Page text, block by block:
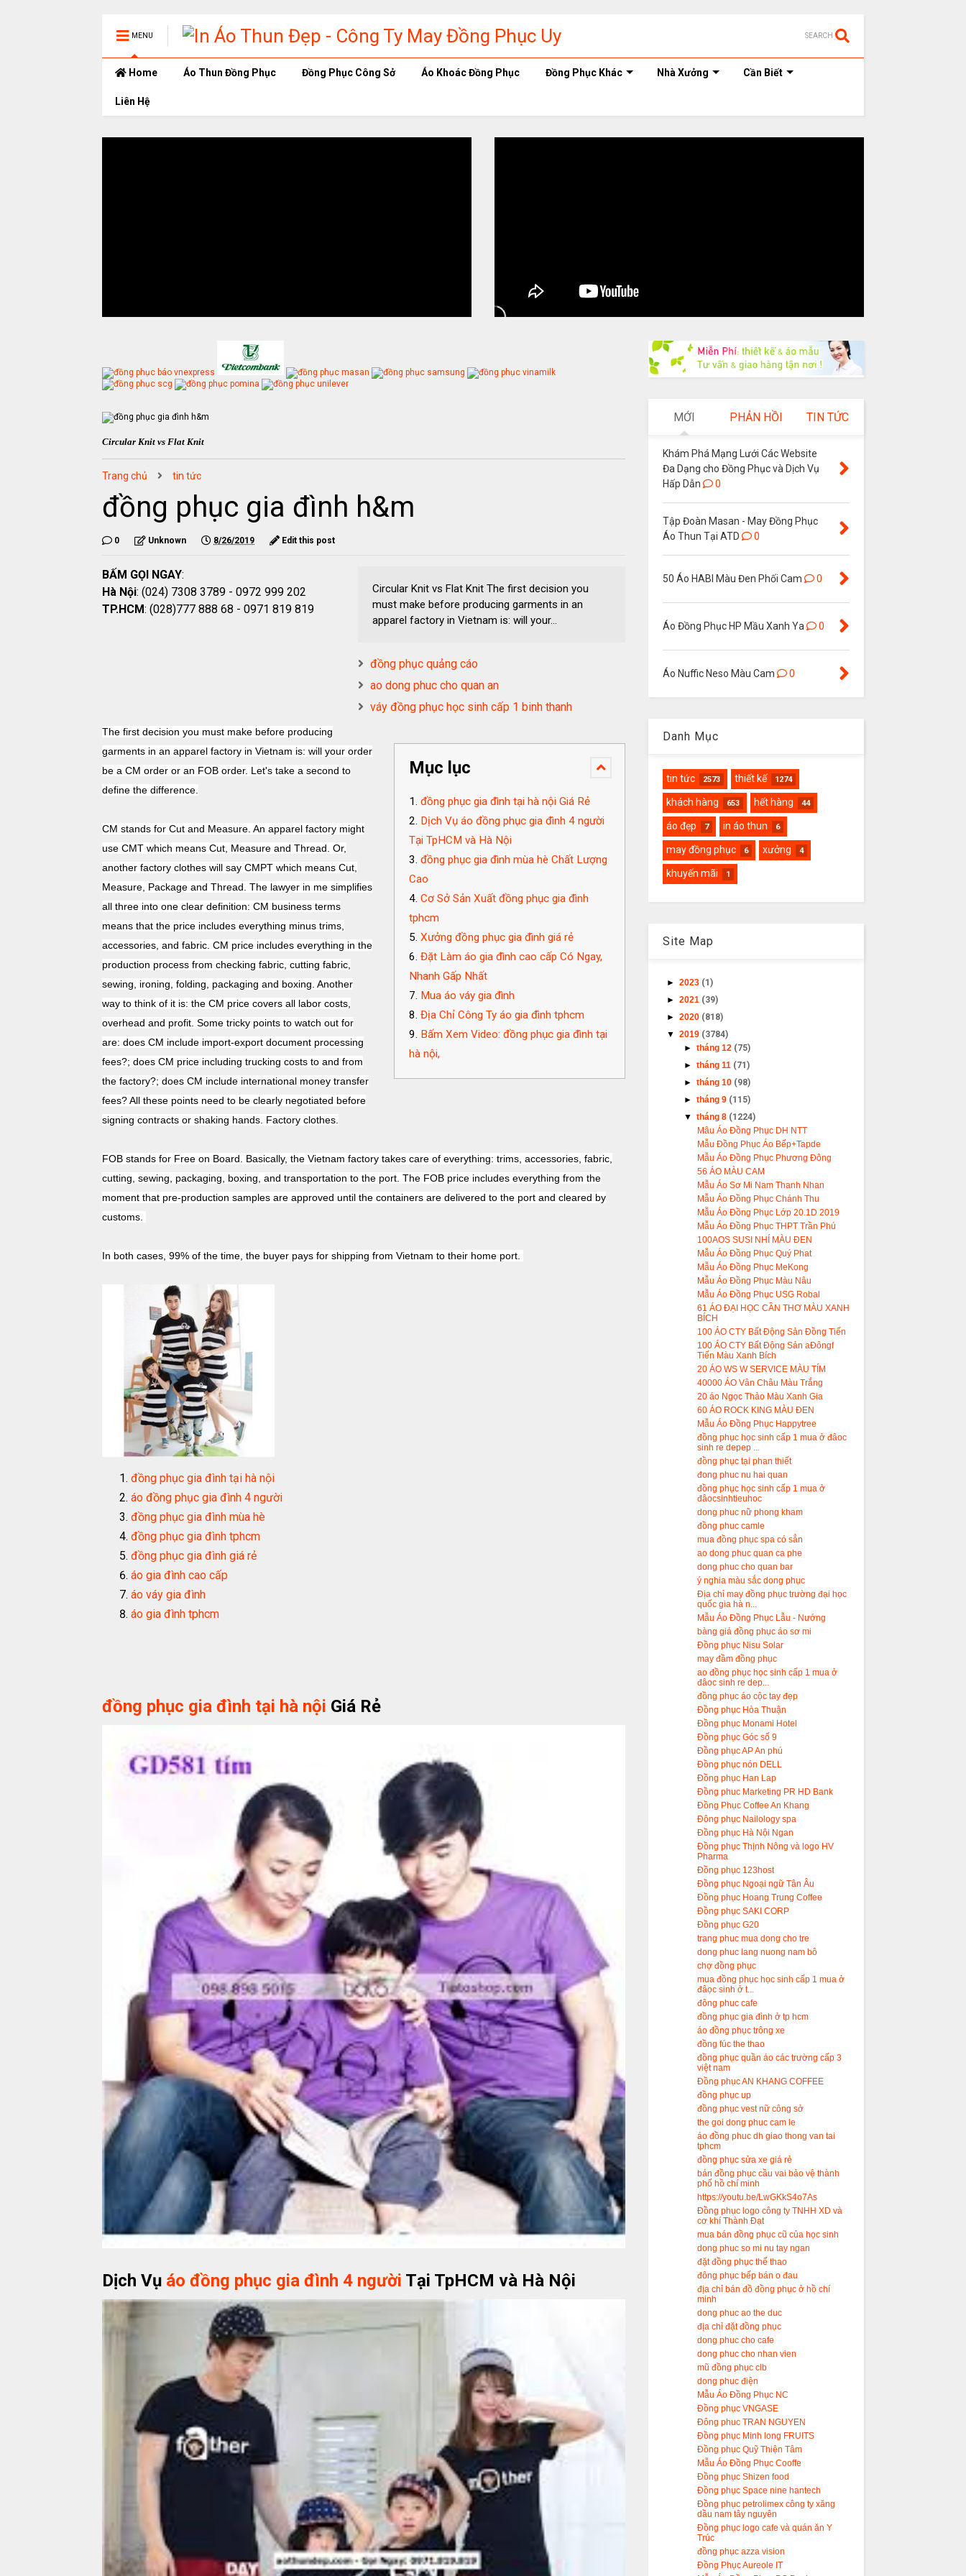
MENU SEARCH
Home Áo Thun Đồng Phục Đồng Phục Công Sở Áo Khoác Đồng Phục Đồng Phục Khác Nhà Xưởng Cần Biết
Liên Hệ
Circular Knit vs Flat Knit
Trang chủ tin tức
đồng phục gia đình h&m
0 Unknown 8/26/2019 Edit this post
BẤM GỌI NGAY:
Hà Nội: (024) 7308 3789 - 0972 999 202
TP.HCM: (028)777 888 68 - 0971 819 819
Circular Knit vs Flat Knit The first decision you
must make before producing garments in an
apparel factory in Vietnam is: will your...
đồng phục quảng cáo
ao dong phuc cho quan an
váy đồng phục học sinh cấp 1 binh thanh
Mục lục
đồng phục gia đình tại hà nội Giá Rẻ
Dịch Vụ áo đồng phục gia đình 4 người
Tại TpHCM và Hà Nội
đồng phục gia đình mùa hè Chất Lượng
Cao
Cơ Sở Sản Xuất đồng phục gia đình
tphcm
Xưởng đồng phục gia đình giá rẻ
Đặt Làm áo gia đình cao cấp Có Ngay,
Nhanh Gấp Nhất
Mua áo váy gia đình
Địa Chỉ Công Ty áo gia đình tphcm
Bấm Xem Video: đồng phục gia đình tại
hà nội,
The first decision you must make before producing
garments in an apparel factory in Vietnam is: will your order
be a CM order or an FOB order. Let's take a second to
define the difference.
CM stands for Cut and Measure. An apparel factory might
use CMT which means Cut, Measure and Thread. Or,
another factory clothes will say CMPT which means Cut,
Measure, Package and Thread. The lawyer in me simplifies
all three into one clear definition: CM business terms
means that the price includes everything minus trims,
accessories, and fabric. CM price includes everything in the
production process from checking fabric, cutting fabric,
sewing, ironing, folding, packaging and boxing. Another
way to think of it is: the CM price covers all labor costs,
overhead and profit. Some tricky points to watch out for
are: does CM include import-export document processing
fees?; does CM price including trucking costs to and from
the factory?; does CM include international money transfer
fees? All these points need to be clearly negotiated before
signing contracts or shaking hands. Factory clothes.
FOB stands for Free on Board. Basically, the Vietnam factory takes care of everything: trims, accessories, fabric,
cutting, sewing, packaging, boxing, and transportation to the port. The FOB price includes everything from the
moment that pre-production samples are approved until the containers are delivered to the port and cleared by
customs.
In both cases, 99% of the time, the buyer pays for shipping from Vietnam to their home port.
đồng phục gia đình tại hà nội
áo đồng phục gia đình 4 người
đồng phục gia đình mùa hè
đồng phục gia đình tphcm
đồng phục gia đình giá rẻ
áo gia đình cao cấp
áo váy gia đình
áo gia đình tphcm
đồng phục gia đình tại hà nội Giá Rẻ
Dịch Vụ áo đồng phục gia đình 4 người Tại TpHCM và Hà Nội
MỚI PHẢN HỒI TIN TỨC
Khám Phá Mạng Lưới Các Website
Đa Dạng cho Đồng Phục và Dịch Vụ
Hấp Dẫn
0
Tập Đoàn Masan - May Đồng Phục
Áo Thun Tại ATD
0
50 Áo HABI Màu Đen Phối Cam 0
Áo Đồng Phục HP Mầu Xanh Ya 0
Áo Nuffic Neso Màu Cam 0
Danh Mục
tin tức 2573 thiết kế 1274
khách hàng 653 hết hàng 44
áo đẹp 7 in áo thun 6
may đồng phục 6 xưởng 4
khuyến mãi 1
Site Map
► 2023 (1)
► 2021 (39)
► 2020 (818)
▼ 2019 (3784)
► tháng 12 (75)
► tháng 11 (71)
► tháng 10 (98)
► tháng 9 (115)
▼ tháng 8 (1224)
Mâu Áo Đồng Phục DH NTT
Mẫu Đồng Phục Áo Bếp+Tapde
Mẫu Áo Đồng Phục Phương Đông
56 ÁO MÀU CAM
Mẫu Áo Sơ Mi Nam Thanh Nhan
Mẫu Áo Đồng Phục Chánh Thu
Mẫu Áo Đồng Phục Lớp 20.1D 2019
Mẫu Áo Đồng Phục THPT Trần Phú
100AOS SUSI NHÍ MÀU ĐEN
Mẫu Áo Đồng Phục Quý Phat
Mẫu Áo Đồng Phục MeKong
Mẫu Áo Đồng Phục Màu Nâu
Mẫu Áo Đồng Phục USG Robal
61 ÁO ĐẠI HỌC CẦN THƠ MÀU XANH
BÍCH
100 ÁO CTY Bất Động Sản Đồng Tiến
100 ÁO CTY Bất Động Sản aĐôngf
Tiến Màu Xanh Bích
20 ÁO WS W SERVICE MÀU TÍM
40000 ÁO Vân Châu Màu Trắng
20 áo Ngọc Thảo Màu Xanh Gia
60 ÁO ROCK KING MÀU ĐEN
Mẫu Áo Đồng Phục Happytree
đồng phục học sinh cấp 1 mua ở đâoc
sinh re depep ...
đồng phục tại phan thiết
đong phuc nu hai quan
đồng phục học sinh cấp 1 mua ở
đâocsinhtieuhoc
dong phuc nữ phong kham
đồng phuc camle
mua đồng phục spa có sẳn
ao dong phuc quan ca phe
dong phuc cho quan bar
ý nghia màu sắc dong phục
Địa chỉ may đồng phục trường đại học
quốc gia hà n...
Mẫu Áo Đồng Phục Lẫu - Nướng
bàng giá đồng phục áo sơ mi
Đồng phục Nisu Solar
may đầm đồng phục
ao đồng phục học sinh cấp 1 mua ở
đâoc sinh re dep...
đồng phục áo cộc tay đẹp
Đồng phục Hòa Thuận
Đồng phục Monami Hotel
Đồng phục Góc số 9
Đồng phục AP An phú
Đồng phục nón DELL
Đồng phục Han Lap
Đồng phuc Marketing PR HD Bank
Đồng Phục Coffee An Khang
Đông phục Nailology spa
Đồng phục Hà Nội Ngan
Đồng phục Thịnh Nông và logo HV
Pharma
Đồng phục 123host
Đồng phục Ngoại ngữ Tân Âu
Đồng phục Hoang Trung Coffee
Đồng phục SAKI CORP
Đồng phục G20
trang phuc mua dong cho tre
dong phuc lang nuong nam bô
chợ đồng phục
mua đồng phục học sinh cấp 1 mua ở
đâọc sinh ở t...
đông phuc cafe
đồng phục gia đình ở tp hcm
áo đồng phục trông xe
đồng fúc the thao
đồng phục quần áo các trường cấp 3
việt nam
Đồng phục AN KHANG COFFEE
đồng phục up
đồng phục vest nữ công sở
the goi dong phuc cam le
áo đồng phuc dh giao thong van tai
tphcm
đồng phục sửa xe giá rẻ
bán đồng phục cầu vai bảo vệ thành
phố hồ chí minh
https://youtu.be/LwGKkS4o7As
Đồng phục logo công ty TNHH XD và
cơ khí Thành Đạt
mua bán đồng phục cũ của học sinh
dong phuc so mi nu tay ngan
đặt đồng phục thể thao
đông phục bếp bán o đau
địa chỉ bán đồ đồng phục ở hồ chí
minh
dong phuc ao the duc
địa chỉ đặt đồng phục
dong phuc cho cafe
dong phuc cho nhan vien
mũ đồng phục clb
dong phuc điện
Mẫu Áo Đồng Phục NC
Đồng phục VNGASE
Đông phuc TRAN NGUYEN
Đồng phục Minh long FRUITS
Đồng phục Quỹ Thiện Tâm
Mẫu Áo Đồng Phục Cooffe
Đồng phục Shizen food
Đồng phục Space nine hantech
Đồng phục petrolimex công ty xăng
dầu nam tây nguyên
Đồng phục logo cafe và quán ăn Y
Trúc
đồng phục azza vision
Đồng Phục Aureole IT